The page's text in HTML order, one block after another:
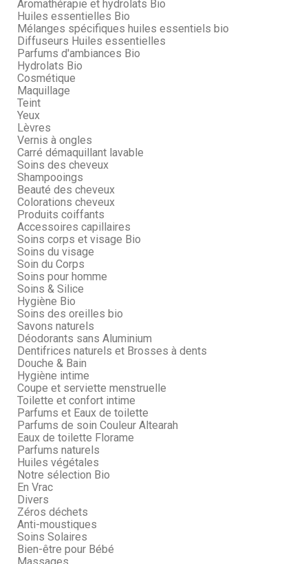
Aromathérapie et hydrolats Bio
Huiles essentielles Bio
Mélanges spécifiques huiles essentiels bio
Diffuseurs Huiles essentielles
Parfums d'ambiances Bio
Hydrolats Bio
Cosmétique
Maquillage
Teint
Yeux
Lèvres
Vernis à ongles
Carré démaquillant lavable
Soins des cheveux
Shampooings
Beauté des cheveux
Colorations cheveux
Produits coiffants
Accessoires capillaires
Soins corps et visage Bio
Soins du visage
Soin du Corps
Soins pour homme
Soins & Silice
Hygiène Bio
Soins des oreilles bio
Savons naturels
Déodorants sans Aluminium
Dentifrices naturels et Brosses à dents
Douche & Bain
Hygiène intime
Coupe et serviette menstruelle
Toilette et confort intime
Parfums et Eaux de toilette
Parfums de soin Couleur Altearah
Eaux de toilette Florame
Parfums naturels
Huiles végétales
Notre sélection Bio
En Vrac
Divers
Zéros déchets
Anti-moustiques
Soins Solaires
Bien-être pour Bébé